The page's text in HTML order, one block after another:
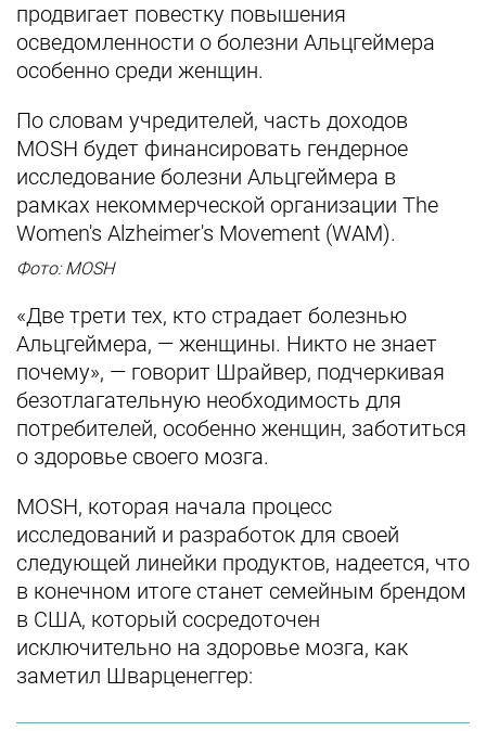
продвигает повестку повышения
осведомленности о болезни Альцгеймера
особенно среди женщин.
По словам учредителей, часть доходов
MOSH будет финансировать гендерное
исследование болезни Альцгеймера в
рамках некоммерческой организации The
Women's Alzheimer's Movement (WAM).
Фото: MOSH
«Две трети тех, кто страдает болезнью
Альцгеймера, — женщины. Никто не знает
почему», — говорит Шрайвер, подчеркивая
безотлагательную необходимость для
потребителей, особенно женщин, заботиться
о здоровье своего мозга.
MOSH, которая начала процесс
исследований и разработок для своей
следующей линейки продуктов, надеется, что
в конечном итоге станет семейным брендом
в США, который сосредоточен
исключительно на здоровье мозга, как
заметил Шварценеггер: